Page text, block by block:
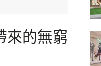
來的無窮